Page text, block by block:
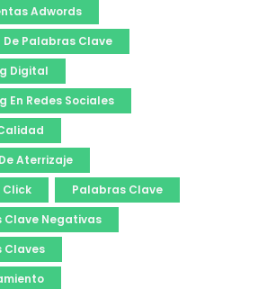
Adwords
De Palabras Clave
Digital
En Redes Sociales
Aterrizaje
Click
Palabras Clave
Clave Negativas
Claves